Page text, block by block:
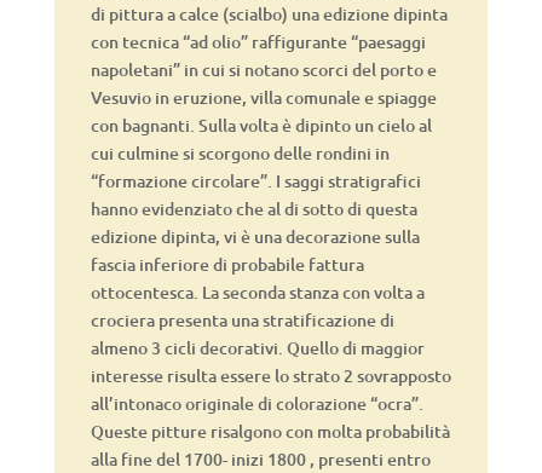
di pittura a calce (scialbo) una edizione dipinta
con tecnica “ad olio” raffigurante “paesaggi
napoletani” in cui si notano scorci del porto e
Vesuvio in eruzione, villa comunale e spiagge
con bagnanti. Sulla volta è dipinto un cielo al
cui culmine si scorgono delle rondini in
“formazione circolare”. I saggi stratigrafici
hanno evidenziato che al di sotto di questa
edizione dipinta, vi è una decorazione sulla
fascia inferiore di probabile fattura
ottocentesca. La seconda stanza con volta a
crociera presenta una stratificazione di
almeno 3 cicli decorativi. Quello di maggior
interesse risulta essere lo strato 2 sovrapposto
all’intonaco originale di colorazione “ocra”.
Queste pitture risalgono con molta probabilità
alla fine del 1700- inizi 1800 , presenti entro